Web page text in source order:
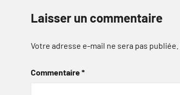
Laisser un commentaire
Votre adresse e-mail ne sera pas publiée.
Commentaire*